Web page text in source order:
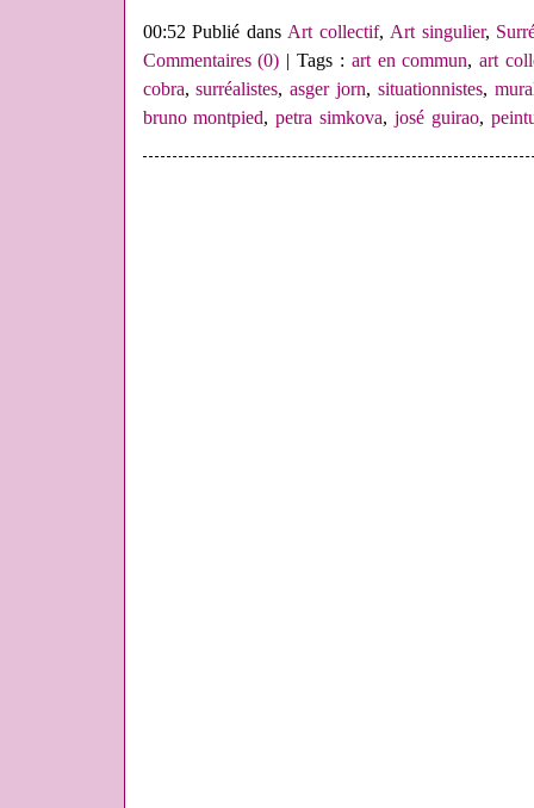
00:52 Publié dansArt collectif, Art singulier,
Commentaires (0) | Tags : art en commun,art
cobra,surréalistes,asger jorn, situationnistes,
bruno montpied,petra simkova, josé guirao,